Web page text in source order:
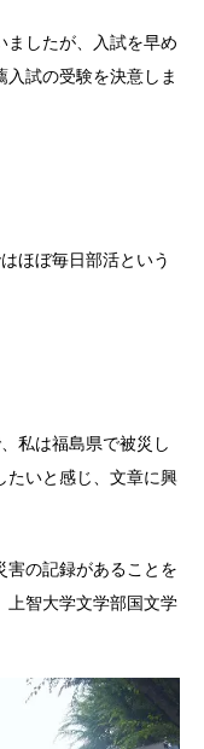
ましたが、入試を早め
試の受験を決意しま
ほぼ毎日部活という
私は福島県で被災し
たいと感じ、文章に興
害の記録があることを
上智大学文学部国文学